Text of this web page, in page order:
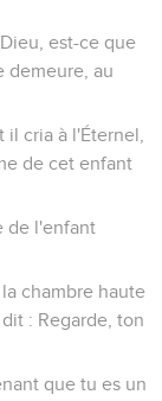
est-ce que
demeure, au
cria à l'Éternel,
de cet enfant
de l'enfant
chambre haute
: Regarde, ton
que tu es un